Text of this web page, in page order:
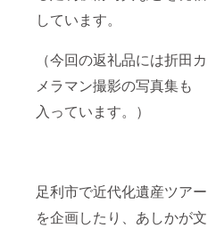
しています。
（今回の返礼品には折田カ
メラマン撮影の写真集も
入っています。）
足利市で近代化遺産ツアー
を企画したり、あしかが文